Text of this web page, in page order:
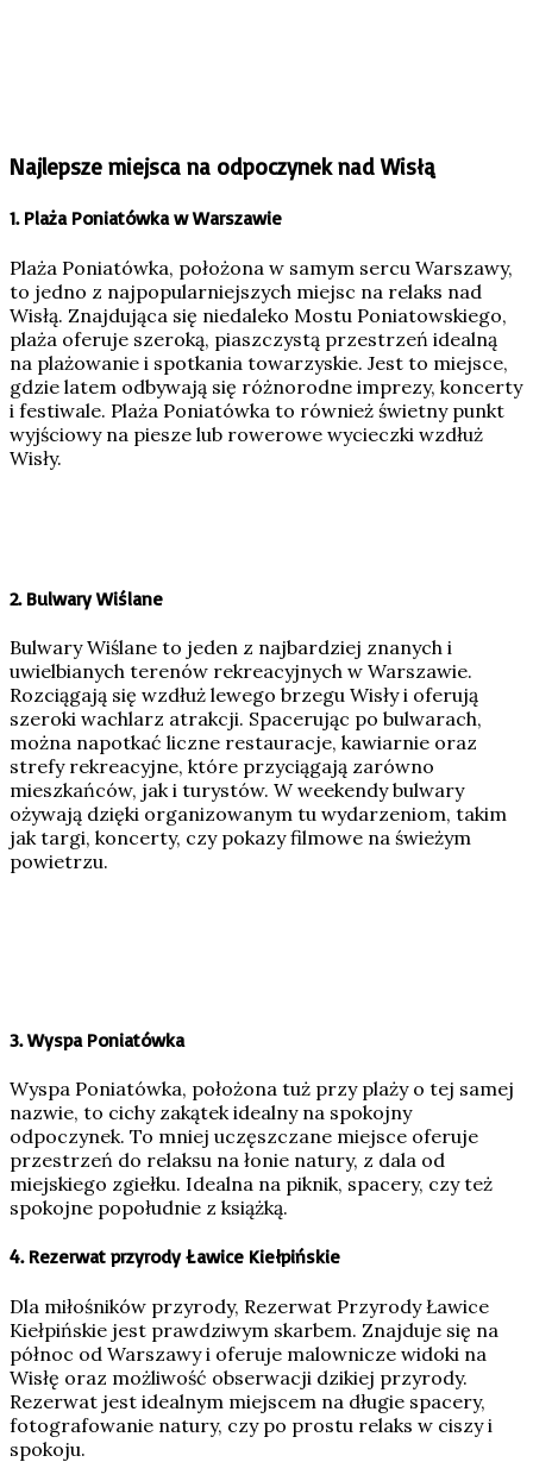
Najlepsze miejsca na odpoczynek nad Wisłą
1. Plaża Poniatówka w Warszawie
Plaża Poniatówka, położona w samym sercu Warszawy,
to jedno z najpopularniejszych miejsc na relaks nad
Wisłą. Znajdująca się niedaleko Mostu Poniatowskiego,
plaża oferuje szeroką, piaszczystą przestrzeń idealną
na plażowanie i spotkania towarzyskie. Jest to miejsce,
gdzie latem odbywają się różnorodne imprezy, koncerty
i festiwale. Plaża Poniatówka to również świetny punkt
wyjściowy na piesze lub rowerowe wycieczki wzdłuż
Wisły.
2. Bulwary Wiślane
Bulwary Wiślane to jeden z najbardziej znanych i
uwielbianych terenów rekreacyjnych w Warszawie.
Rozciągają się wzdłuż lewego brzegu Wisły i oferują
szeroki wachlarz atrakcji. Spacerując po bulwarach,
można napotkać liczne restauracje, kawiarnie oraz
strefy rekreacyjne, które przyciągają zarówno
mieszkańców, jak i turystów. W weekendy bulwary
ożywają dzięki organizowanym tu wydarzeniom, takim
jak targi, koncerty, czy pokazy filmowe na świeżym
powietrzu.
3.Wyspa Poniatówka
Wyspa Poniatówka, położona tuż przy plaży o tej samej
nazwie, to cichy zakątek idealny na spokojny
odpoczynek. To mniej uczęszczane miejsce oferuje
przestrzeń do relaksu na łonie natury, z dala od
miejskiego zgiełku. Idealna na piknik, spacery, czy też
spokojne popołudnie z książką.
4. Rezerwat przyrody Ławice Kiełpińskie
Dla miłośników przyrody, Rezerwat Przyrody Ławice
Kiełpińskie jest prawdziwym skarbem. Znajduje się na
północ od Warszawy i oferuje malownicze widoki na
Wisłę oraz możliwość obserwacji dzikiej przyrody.
Rezerwat jest idealnym miejscem na długie spacery,
fotografowanie natury, czy po prostu relaks w ciszy i
spokoju.